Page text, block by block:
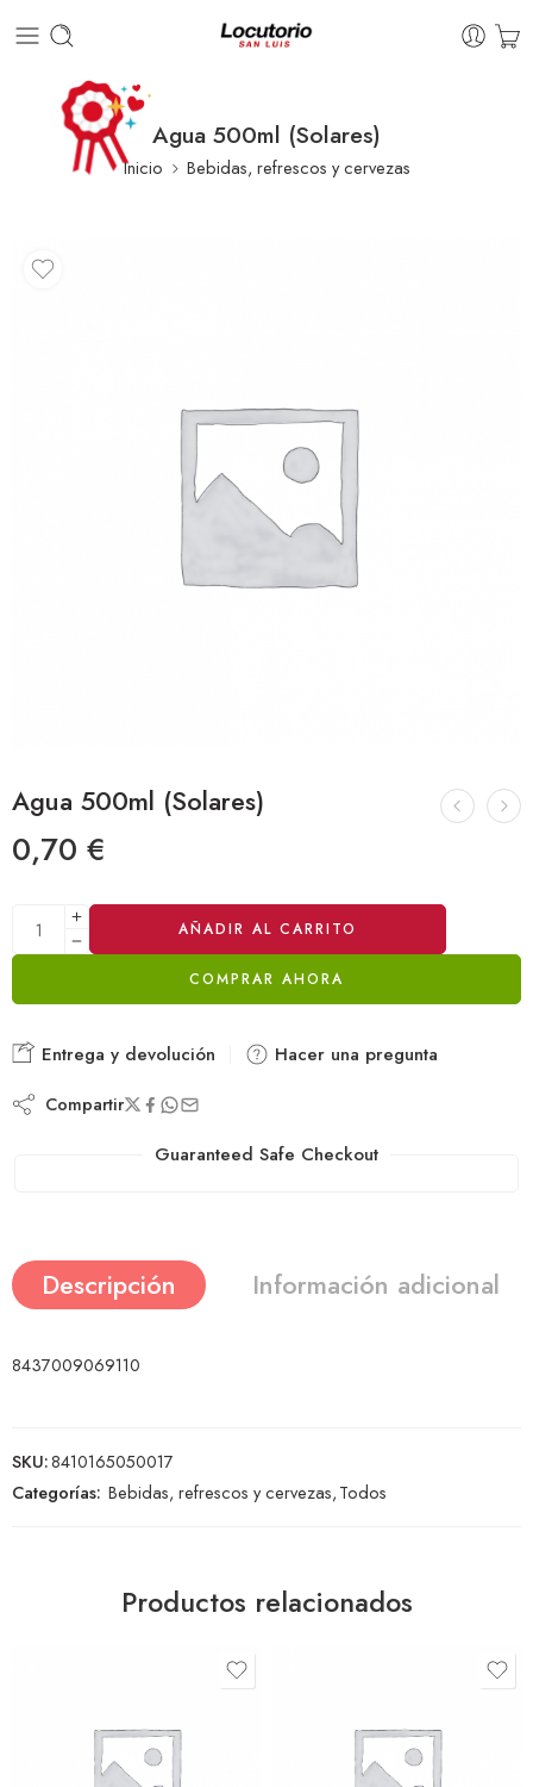
Agua 500ml (Solares)
Inicio Bebidas, refrescos y cervezas
Agua 500ml (Solares)
0,70 €
AÑADIR AL CARRITO
COMPRAR AHORA
Alternative:
Entrega y devolución Hacer una pregunta
Compartir
Guaranteed Safe Checkout
Descripción Información adicional
8437009069110
SKU:8410165050017
Categorías: Bebidas, refrescos y cervezas,Todos
Productos relacionados